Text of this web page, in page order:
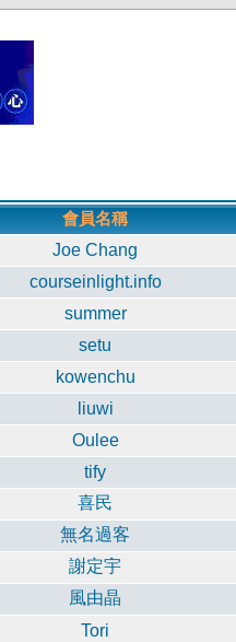
會員名稱
Joe Chang
courseinlight.info
summer
setu
kowenchu
liuwi
Oulee
tify
喜民
無名過客
謝定宇
風由晶
Tori